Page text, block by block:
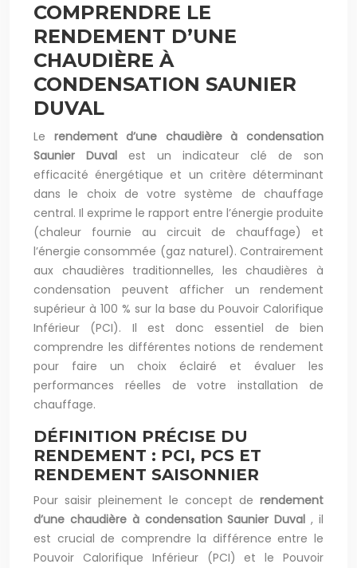
COMPRENDRE LE
RENDEMENT D’UNE
CHAUDIÈRE À
CONDENSATION SAUNIER
DUVAL
Le rendement d’une chaudière à condensation
Saunier Duval est un indicateur clé de son
efficacité énergétique et un critère déterminant
dans le choix de votre système de chauffage
central. Il exprime le rapport entre l’énergie produite
(chaleur fournie au circuit de chauffage) et
l’énergie consommée (gaz naturel). Contrairement
aux chaudières traditionnelles, les chaudières à
condensation peuvent afficher un rendement
supérieur à 100 % sur la base du Pouvoir Calorifique
Inférieur (PCI). Il est donc essentiel de bien
comprendre les différentes notions de rendement
pour faire un choix éclairé et évaluer les
performances réelles de votre installation de
chauffage.
DÉFINITION PRÉCISE DU
RENDEMENT : PCI, PCS ET
RENDEMENT SAISONNIER
Pour saisir pleinement le concept de rendement
d’une chaudière à condensation Saunier Duval, il
est crucial de comprendre la différence entre le
Pouvoir Calorifique Inférieur (PCI) et le Pouvoir